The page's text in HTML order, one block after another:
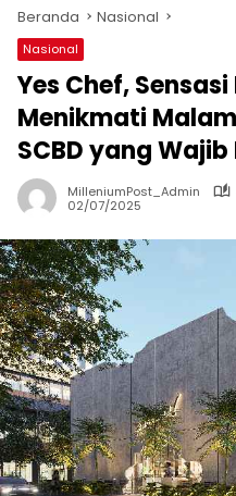
Beranda Nasional
Nasional
Yes Chef,
Menikmati
SCBD yang
MilleniumPost_Admin
02/07/2025